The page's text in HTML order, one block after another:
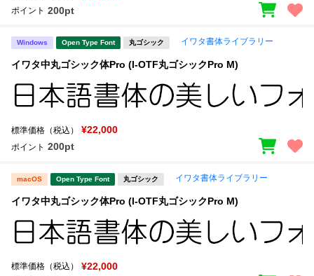
ポイント 200pt
Windows Open Type Font 丸ゴシック イワタ書体ライブラリー
イワタ中丸ゴシック体Pro (I-OTF丸ゴシックPro M)
標準価格（税込） ¥22,000
ポイント 200pt
macOS Open Type Font 丸ゴシック イワタ書体ライブラリー
イワタ中丸ゴシック体Pro (I-OTF丸ゴシックPro M)
標準価格（税込） ¥22,000